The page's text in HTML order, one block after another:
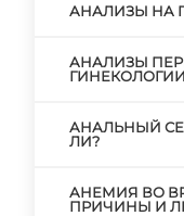
АНАЛИЗЫ НА
АНАЛИЗЫ
ГИНЕКОЛОГИИ
АНАЛЬНЫЙ
ЛИ?
АНЕМИЯ ВО
ПРИЧИНЫ И